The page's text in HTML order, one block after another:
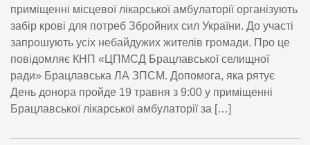
приміщенні місцевої лікарської амбулаторії організують
забір крові для потреб Збройних сил України. До участі
запрошують усіх небайдужих жителів громади. Про це
повідомляє КНП «ЦПМСД Брацлавської селищної
ради» Брацлавська ЛА ЗПСМ. Допомога, яка рятує
День донора пройде 19 травня з 9:00 у приміщенні
Брацлавської лікарської амбулаторії за […]